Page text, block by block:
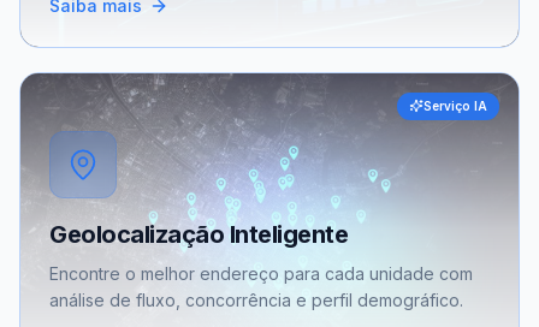
Saiba mais
Serviço IA
Geolocalização Inteligente
Encontre o melhor endereço para cada unidade com
análise de fluxo, concorrência e perfil demográfico.